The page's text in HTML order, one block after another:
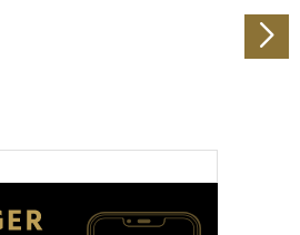
Ihrer Nutzung der Dienste